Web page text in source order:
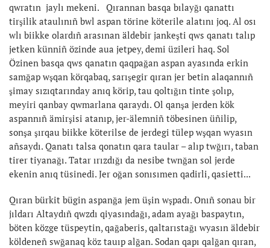
qwratın jaylı mekeni. Qırannan basqa bılayğı qanattı
tirşilik ataulınıñ bwl aspan törine köterile alatını joq. Al osı
wlı biikke olardıñ arasınan äldebir jankeşti qws qanatı talıp
jetken künniñ özinde aua jetpey, demi üzileri haq. Sol
Özinen basqa qws qanatın qaqpağan aspan ayasında erkin
samğap wşqan körqabaq, sarışegir qıran jer betin alaqannıñ
şimay sızıqtarınday anıq körip, tau qoltığın tinte şolıp,
meyiri qanbay qwmarlana qaraydı. Ol qanşa jerden kök
aspannıñ ämirşisi atanıp, jer-älemniñ töbesinen üñilip,
sonşa şırqau biikke köterilse de jerdegi tülep wşqan wyasın
añsaydı. Qanatı talsa qonatın qara taular – alıp twğırı, taban
tirer tiyanağı. Tatar ırızdığı da nesibe twnğan sol jerde
ekenin anıq tüsinedi. Jer oğan sonısımen qadirli, qasietti...
Qıran bürkit bügin aspanğa jem üşin wşpadı. Onıñ sonau bir
jıldarı Altaydıñ qwzdı qiyasındağı, adam ayağı baspaytın,
böten közge tüspeytin, qağaberis, qaltarıstağı wyasın äldebir
köldeneñ swğanaq köz tauıp alğan. Sodan qapı qalğan qıran,